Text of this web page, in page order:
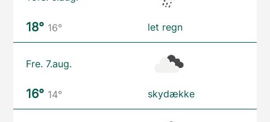
18° 16° let regn
Fre. 7.aug.
16° 14° skydække